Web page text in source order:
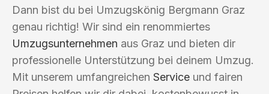
Dann bist du bei Umzugskönig Bergmann Graz
genau richtig! Wir sind ein renommiertes
Umzugsunternehmen aus Graz und bieten dir
professionelle Unterstützung bei deinem Umzug.
Mit unserem umfangreichen Service und fairen